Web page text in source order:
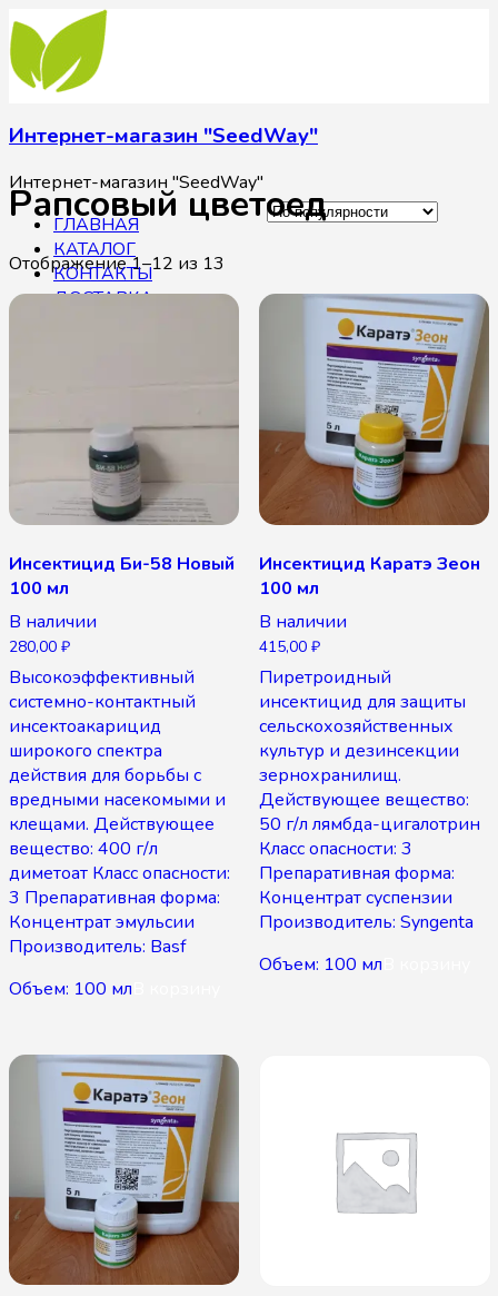
Интернет-магазин "SeedWay"
Интернет-магазин "SeedWay"
ГЛАВНАЯ
КАТАЛОГ
КОНТАКТЫ
ДОСТАВКА
Рапсовый цветоед
Отображение 1–12 из 13
Инсектицид Би-58 Новый
100 мл
В наличии
280,00 ₽
Высокоэффективный
системно-контактный
инсектоакарицид
широкого спектра
действия для борьбы с
вредными насекомыми и
клещами. Действующее
вещество: 400 г/л
диметоат Класс опасности:
3 Препаративная форма:
Концентрат эмульсии
Производитель: Basf
Объем: 100 мл
Инсектицид Каратэ Зеон
100 мл
В наличии
415,00 ₽
Пиретроидный
инсектицид для защиты
сельскохозяйственных
культур и дезинсекции
зернохранилищ.
Действующее вещество:
50 г/л лямбда-цигалотрин
Класс опасности: 3
Препаративная форма:
Концентрат суспензии
Производитель: Syngenta
Объем: 100 мл